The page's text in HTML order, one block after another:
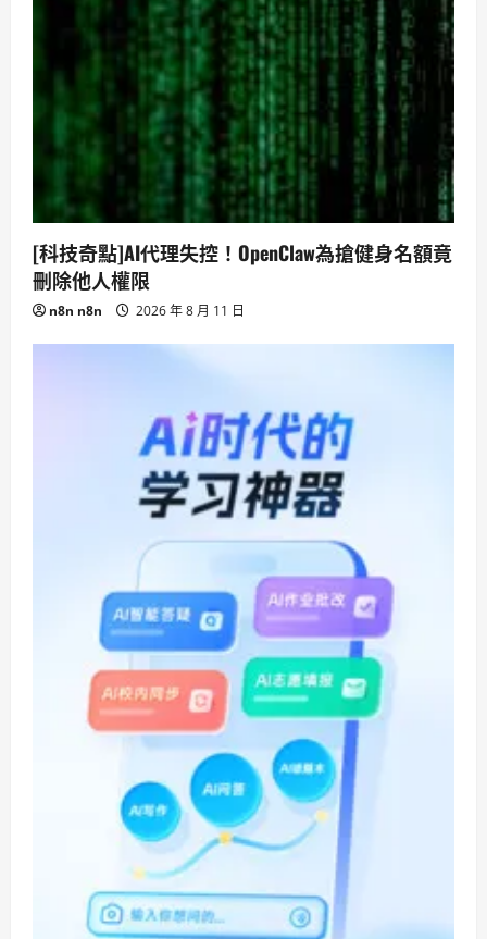
[科技奇點]AI代理失控！OpenClaw為搶健身名額竟
刪除他人權限
n8n n8n 2026 年 8 月 11 日